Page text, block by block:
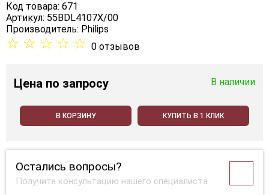
Код товара: 671
Артикул: 55BDL4107X/00
Производитель: Philips
☆ ☆ ☆ ☆ ☆ 0 отзывов
Цена по запросу В наличии
В КОРЗИНУ КУПИТЬ В 1 КЛИК
Остались вопросы?
Получите консультацию нашего специалиста